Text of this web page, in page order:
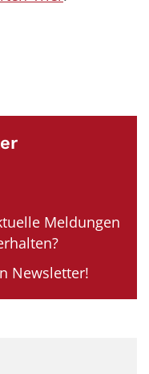
Meldungen
Newsletter!